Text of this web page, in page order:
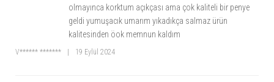
olmayınca korktum açıkçası ama çok kaliteli bir penye
geldi yumuşacık umarım yıkadıkça salmaz ürün
kalitesinden öok memnun kaldım
V****** ******* 19 Eylül 2024